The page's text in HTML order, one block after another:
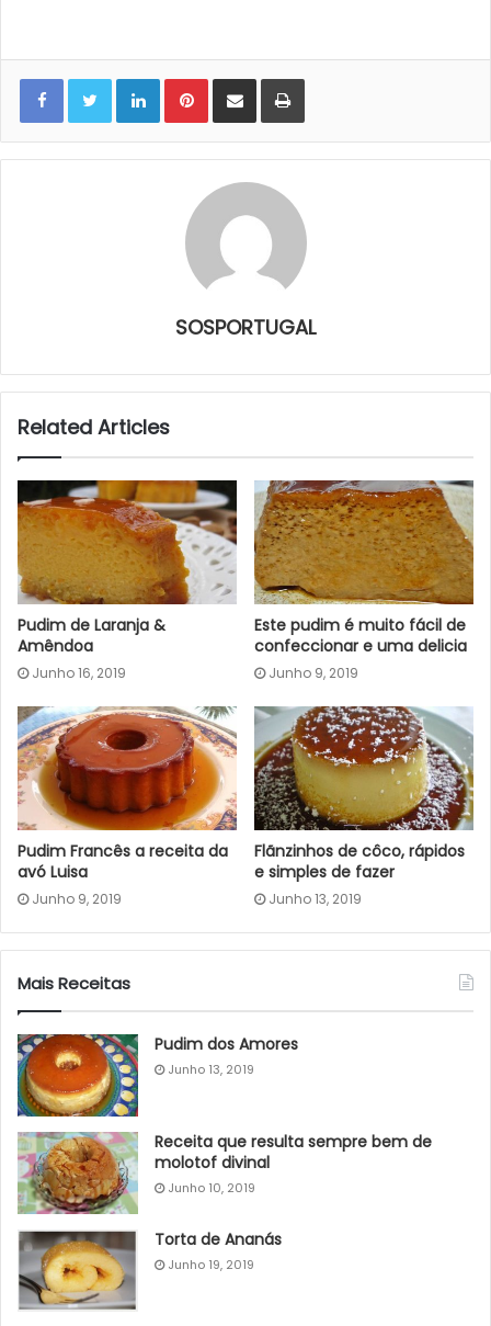
LinkedInPinterestShare via Email Print
SOSPORTUGAL
Related Articles
Pudim de Laranja &
Amêndoa
Junho 16, 2019
Este pudim é muito fácil de
confeccionar e uma delicia
Junho 9, 2019
Pudim Francês a receita da
avó Luisa
Junho 9, 2019
Flãnzinhos de côco, rápidos
e simples de fazer
Junho 13, 2019
Mais Receitas
Pudim dos Amores
Junho 13, 2019
Receita que resulta sempre bem de
molotof divinal
Junho 10, 2019
Torta de Ananás
Junho 19, 2019